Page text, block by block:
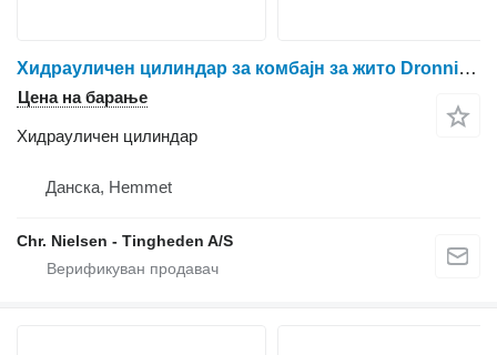
Хидрауличен цилиндар за комбајн за жито Dronningborg D1650
Цена на барање
Хидрауличен цилиндар
Данска, Hemmet
Chr. Nielsen - Tingheden A/S